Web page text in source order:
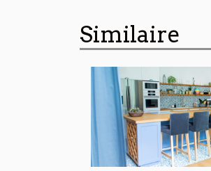
Similaire